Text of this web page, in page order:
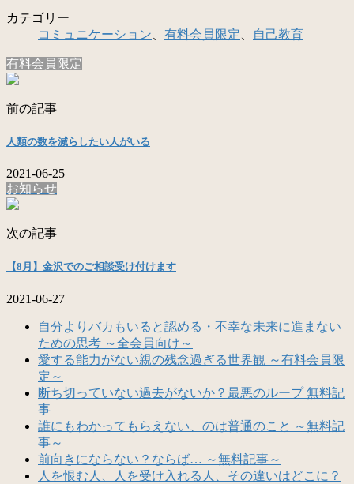
カテゴリー
コミュニケーション
有料会員限定 自己教育
有料会員限定
前の記事
人類の数を減らしたい人がいる
2021-06-25
お知らせ
次の記事
【8月】金沢でのご相談受け付けます
2021-06-27
自分よりバカもいると認める・不幸な未来に進まない
ための思考 ～全会員向け～
愛する能力がない親の残念過ぎる世界観 ～有料会員限
定～
断ち切っていない過去がないか？最悪のループ 無料記
事
誰にもわかってもらえない、のは普通のこと ～無料記
事～
前向きにならない？ならば… ～無料記事～
人を恨む人、人を受け入れる人、その違いはどこに？